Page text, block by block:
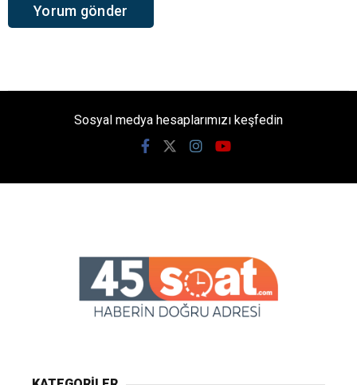
Sosyal medya hesaplarımızı keşfedin